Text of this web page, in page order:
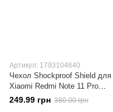
Артикул: 1793104640
Чехол Shockproof Shield для
Xiaomi Redmi Note 11 Pro
Global (4G/5G) бампер
противоударный с подставкой
249.99 грн 380.00 грн